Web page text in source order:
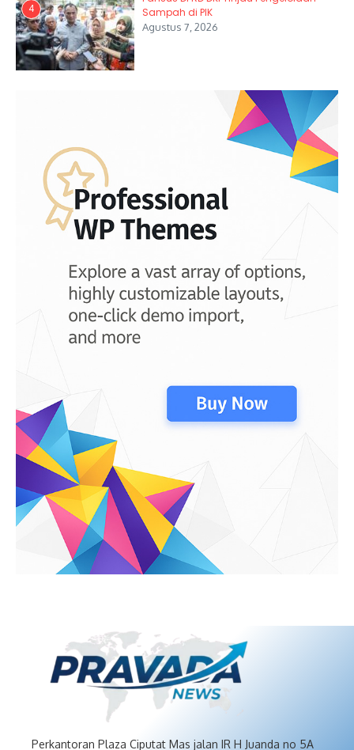
4
Sampah di PIK
Agustus 7, 2026
Perkantoran Plaza Ciputat Mas jalan IR H Juanda no 5A